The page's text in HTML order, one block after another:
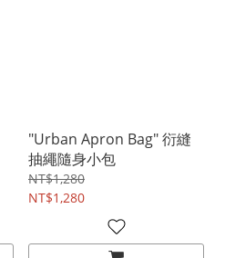
"Urban Apron Bag" 衍縫
抽繩隨身小包
NT$1,280
NT$1,280